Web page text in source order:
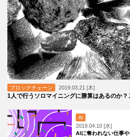
ブロックチェーン 2019.03.21 [木]
1人で行うソロマイニングに勝算はあるのか
AI
2019.04.10 [水]
AIに奪われない仕事